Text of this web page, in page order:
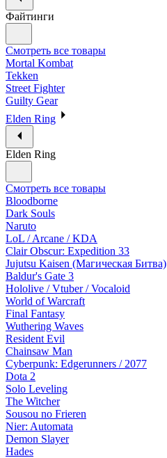
Файтинги
Смотреть все товары
Mortal Kombat
Tekken
Street Fighter
Guilty Gear
Elden Ring
Elden Ring
Смотреть все товары
Bloodborne
Dark Souls
Naruto
LoL / Arcane / KDA
Clair Obscur: Expedition 33
Jujutsu Kaisen (Магическая Битва)
Baldur's Gate 3
Hololive / Vtuber / Vocaloid
World of Warcraft
Final Fantasy
Wuthering Waves
Resident Evil
Chainsaw Man
Cyberpunk: Edgerunners / 2077
Dota 2
Solo Leveling
The Witcher
Sousou no Frieren
Nier: Automata
Demon Slayer
Hades